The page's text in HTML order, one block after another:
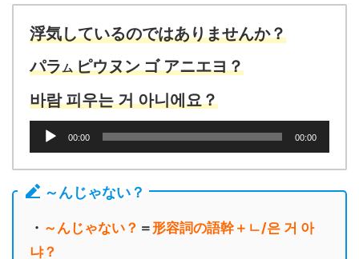
ヤ
ー
浮気しているのではありませんか？
パラム ピウヌンゴアニエヨ？
바람 피우는 거 아니에요？
レ
ー
ー
00:00 00:00
～んじゃない？
・ ～んじゃない？ ＝形容詞の語幹＋ㄴ/은 거 아
냐？